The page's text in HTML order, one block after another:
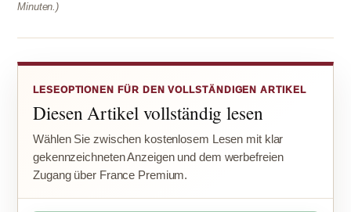
Minuten.)
LESEOPTIONEN FÜR DEN VOLLSTÄNDIGEN ARTIKEL
Diesen Artikel vollständig lesen
Wählen Sie zwischen kostenlosem Lesen mit klar
gekennzeichneten Anzeigen und dem werbefreien
Zugang über France Premium.